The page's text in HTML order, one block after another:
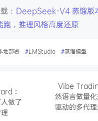
： DeepSeek-V4 蒸馏版
，推理风格高度还原
地部署 #LMStudio #蒸馏模型
：
做了
Vibe
然语言做量
驱动的多代